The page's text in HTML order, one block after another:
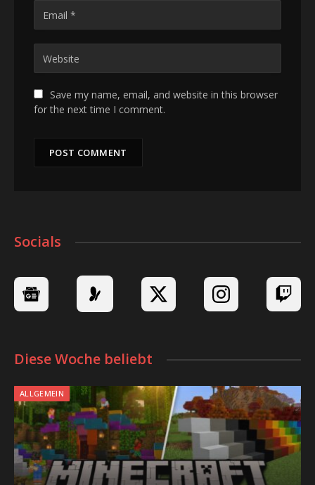
Save my name, email, and website in this browser
for the next time I comment.
Socials
Diese Woche beliebt
ALLGEMEIN